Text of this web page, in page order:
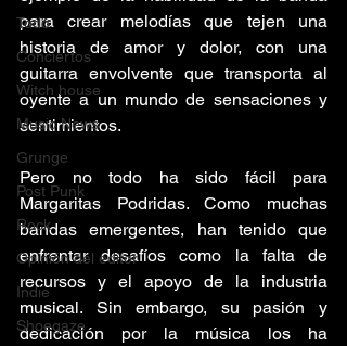
Todo
Conciertos
Witch house
Music News
Grunge
Post Punk
Rock
Opinión del editor
Indie
Shoegaze
para crear melodías que tejen una
historia de amor y dolor, con una
guitarra envolvente que transporta al
oyente a un mundo de sensaciones y
sentimientos.
Pero no todo ha sido fácil para
Margaritas Podridas. Como muchas
bandas emergentes, han tenido que
enfrentar desafíos como la falta de
recursos y el apoyo de la industria
musical. Sin embargo, su pasión y
dedicación por la música los ha